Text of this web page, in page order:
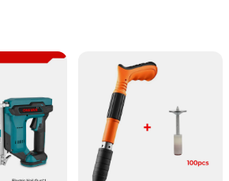
resilience in demanding environments. Its
alike. The precision-engineered
your diverse fastening needs. The